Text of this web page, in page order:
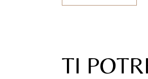
TI